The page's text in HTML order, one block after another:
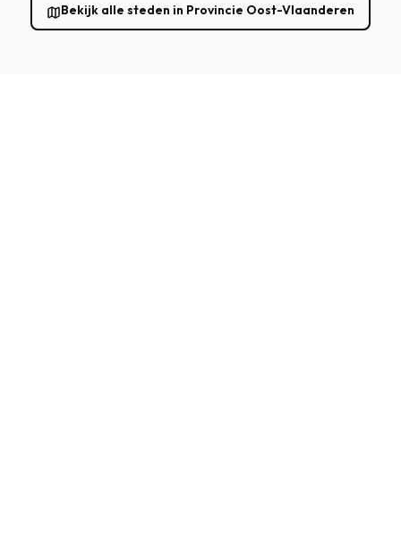
Bekijk alle steden in Provincie Oost-Vlaanderen